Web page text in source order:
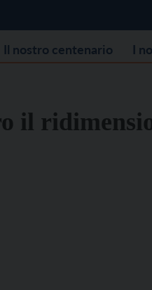
Il nostro centenario I
il